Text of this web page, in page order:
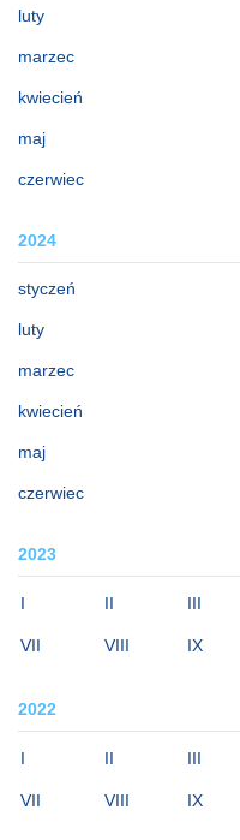
luty
marzec
kwiecień
maj
czerwiec
2024
styczeń
luty
marzec
kwiecień
maj
czerwiec
2023
I II III
VII VIII IX
2022
I II III
VII VIII IX